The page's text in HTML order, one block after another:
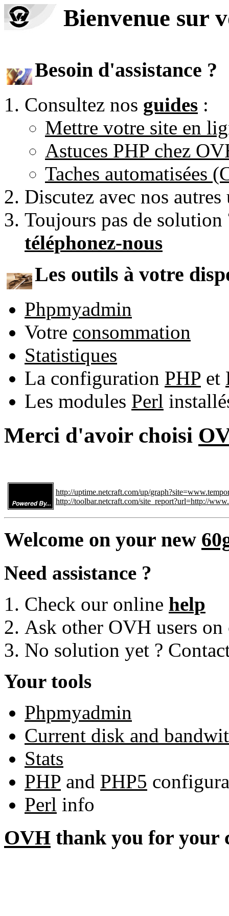
Bienvenue sur
Besoin d'assistance ?
Consultez nos guides :
Mettre votre site en
Astuces PHP chez
Taches automatisées
Discutez avec nos
Toujours pas de
téléphonez-nous
Les outils à votre
Phpmyadmin
Votre consommation
Statistiques
La configuration PHP et
Les modules Perl
Merci d'avoir choisi
http://uptime.netcraft.com/up/
http://toolbar.netcraft.com/site_report?url=http://
Welcome on your new
Need assistance ?
Check our online help
Ask other OVH users
No solution yet ?
Your tools
Phpmyadmin
Current disk and
Stats
PHP and PHP5
Perl info
OVH thank you for your